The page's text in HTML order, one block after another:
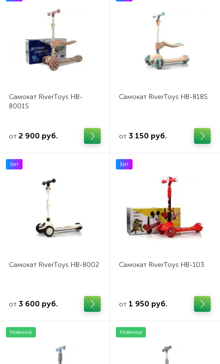
Самокат RiverToys HB-
8001S
от 2 900 руб.
Самокат RiverToys HB-818S
от 3 150 руб.
Хит
Самокат RiverToys HB-8002
от 3 600 руб.
Хит
Самокат RiverToys HB-103
от 1 950 руб.
Новинка Новинка